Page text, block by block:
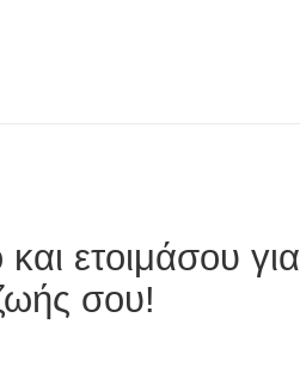
ετοιμάσου για
σου!